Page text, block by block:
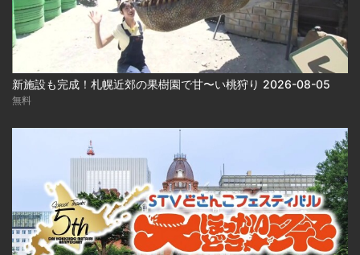
新施設も完成！札幌近郊の果樹園で甘〜い桃狩り 2026-08-05
無料